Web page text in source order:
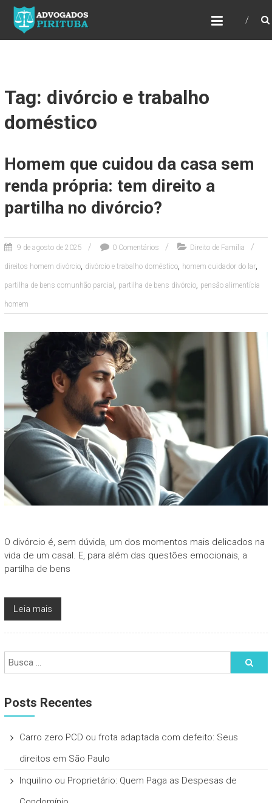
ADVOGADOS PIRITUBA
Precisando de advogado? Entre em contato!
Fazemos toda a assessoria que você
Tag: divórcio e trabalho
doméstico
Homem que cuidou da casa sem
renda própria: tem direito a
partilha no divórcio?
9 de agosto de 2025 0 Comentários Direito de Família
direitos homem divórcio, divórcio e trabalho doméstico, homem cuidador do lar,
partilha de bens comunhão parcial , partilha de bens divórcio, pensão alimentícia
homem
O divórcio é, sem dúvida, um dos momentos mais delicados na
vida de um casal. E, para além das questões emocionais, a
partilha de bens
Leia mais
Posts Recentes
Carro zero PCD ou frota adaptada com defeito: Seus
direitos em São Paulo
Inquilino ou Proprietário: Quem Paga as Despesas de